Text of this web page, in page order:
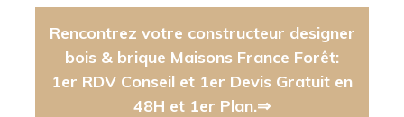
Rencontrez votre constructeur designer
bois & brique Maisons France Forêt:
1er RDV Conseil et 1er Devis Gratuit en
48H et 1er Plan.⇒